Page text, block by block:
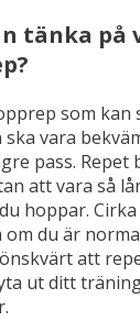
tänka på
som kan
vara
pass. Repet
att vara så
hoppar.
du är
att
ut ditt